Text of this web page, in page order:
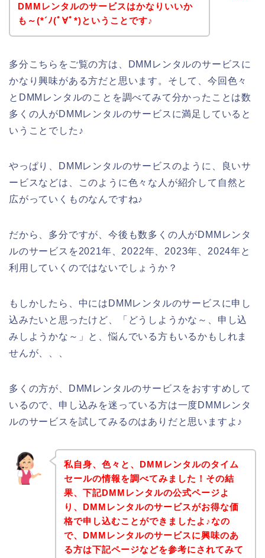
DMMレンタルのサービスはかなりいいか
も～(*´ﾉ(ﾟ∀ﾟ*)ということです♪
多分こちらをご覧の方は、DMMレンタルのサービスに
かなり興味がある方だと思います。そして、今回色々
とDMMレンタルのことを調べてみて分かったことは数
多くの人がDMMレンタルのサービスに満足していると
いうことでした♪
やっぱり、DMMレンタルのサービスのように、良いサ
ービスなどは、このように色々な人が紹介して自然と
広がっていくものなんですね♪
だから、多分ですが、今後も数多くの人がDMMレンタ
ルのサービスを2021年、2022年、2023年、2024年と
利用していくのではないでしょうか？
もしかしたら、中にはDMMレンタルのサービスに申し
込みたいと思ったけど、「どうしようかな～、申し込
みしようかな～」と、悩んでいる方もいるかもしれま
せんが、、、
多くの方が、DMMレンタルのサービスをおすすめして
いるので、申し込みを迷っている方は一度DMMレンタ
ルのサービスを試してみるのはありだと思いますよ♪
私自身、色々と、DMMレンタルのタイム
セールの情報を調べてみました！その結
果、下記DMMレンタルの公式ページよ
り、DMMレンタルのサービスがお得な価
格で申し込むことができましたよ♪なの
で、DMMレンタルのサービスに興味のあ
る方は下記ページなどを参考にされてみて